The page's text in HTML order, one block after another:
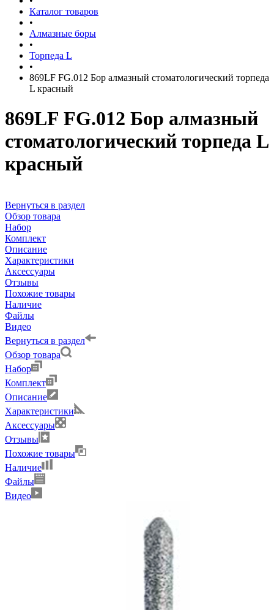
Каталог товаров
•
Алмазные боры
•
Торпеда L
•
869LF FG.012 Бор алмазный стоматологический торпеда
L красный
869LF FG.012 Бор алмазный
стоматологический торпеда L
красный
Вернуться в раздел
Обзор товара
Набор
Комплект
Описание
Характеристики
Аксессуары
Отзывы
Похожие товары
Наличие
Файлы
Видео
Вернуться в раздел
Обзор товара
Набор
Комплект
Описание
Характеристики
Аксессуары
Отзывы
Похожие товары
Наличие
Файлы
Видео